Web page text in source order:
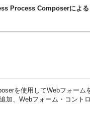
Process Composerによる
を使用してWebフォー
加、Webフォーム・コン